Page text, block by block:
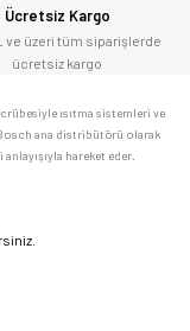
Ücretsiz Kargo
ve üzeri tüm siparişlerde
ücretsiz kargo
ısıtma sistemleri ve
ana distribütörü olarak
hareket eder.